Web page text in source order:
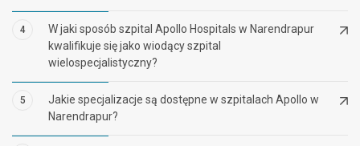
4
W jaki sposób szpital Apollo Hospitals w Narendrapur
kwalifikuje się jako wiodący szpital
wielospecjalistyczny?
5
Jakie specjalizacje są dostępne w szpitalach Apollo w
Narendrapur?